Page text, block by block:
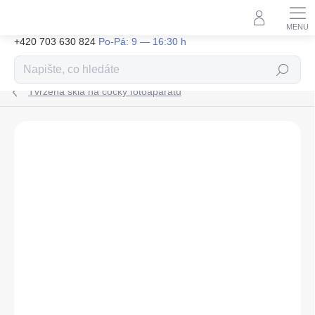
+420 703 630 824
Hledat
Tvrzená skla na čočky fotoaparátu